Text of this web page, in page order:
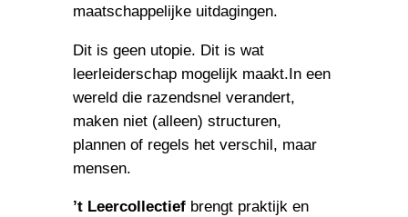
maatschappelijke uitdagingen.
Dit is geen utopie. Dit is wat
leerleiderschap mogelijk maakt.In een
wereld die razendsnel verandert,
maken niet (alleen) structuren,
plannen of regels het verschil, maar
mensen.
’t Leercollectiefbrengt praktijk en